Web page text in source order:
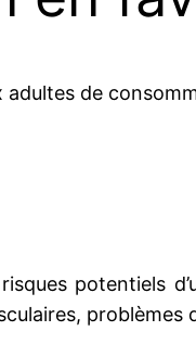
de
potentiels